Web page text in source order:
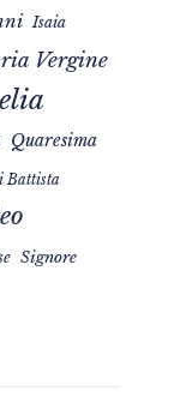
Isaia
Vergine
Quaresima
Battista
Signore